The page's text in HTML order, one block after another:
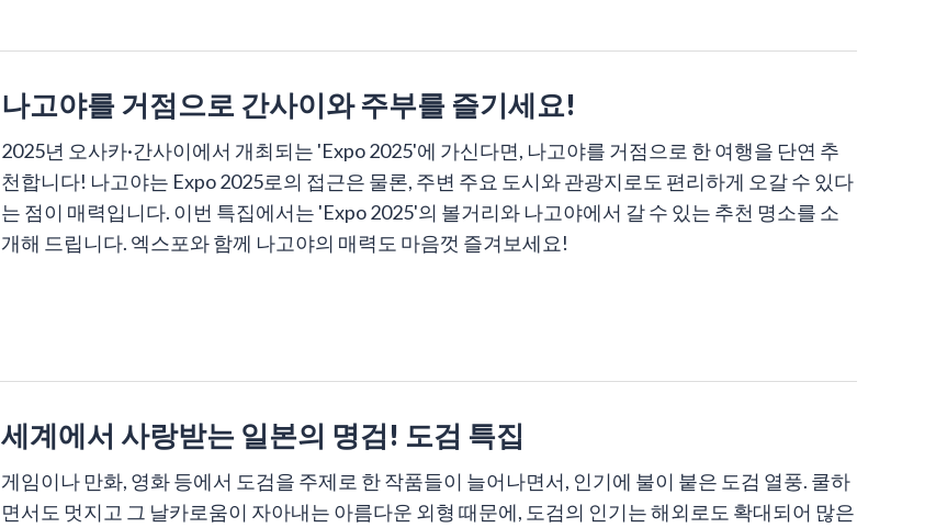
나고야를 거점으로 간사이와 주부를 즐기세요!
2025년 오사카·간사이에서 개최되는 'Expo 2025'에 가신다면, 나고야를 거점으로 한 여행을 단연 추
천합니다! 나고야는 Expo 2025로의 접근은 물론, 주변 주요 도시와 관광지로도 편리하게 오갈 수 있다
는 점이 매력입니다. 이번 특집에서는 'Expo 2025'의 볼거리와 나고야에서 갈 수 있는 추천 명소를 소
개해 드립니다. 엑스포와 함께 나고야의 매력도 마음껏 즐겨보세요!
세계에서 사랑받는 일본의 명검! 도검 특집
게임이나 만화, 영화 등에서 도검을 주제로 한 작품들이 늘어나면서, 인기에 불이 붙은 도검 열풍. 쿨하
면서도 멋지고 그 날카로움이 자아내는 아름다운 외형 때문에, 도검의 인기는 해외로도 확대되어 많은